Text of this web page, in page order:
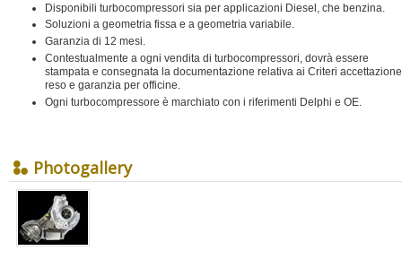
Disponibili turbocompressori sia per applicazioni Diesel, che benzina.
Soluzioni a geometria fissa e a geometria variabile.
Garanzia di 12 mesi.
Contestualmente a ogni vendita di turbocompressori, dovrà essere
stampata e consegnata la documentazione relativa ai Criteri accettazione
reso e garanzia per officine.
Ogni turbocompressore è marchiato con i riferimenti Delphi e OE.
Photogallery